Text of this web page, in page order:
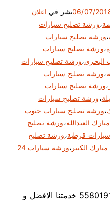
06/07/نشر في اعلان
،ورشة تصليح سيارات
،ورشة تصليح سيارات
،ورشة تصليح سيارات
البحري،ورشة تصليح سيارات
،ورشة تصليح سيارات
،ورشة تصليح سيارات
،ورشة تصليح سيارات
،ورشة تصليح سيارات جنوب
العبدالله،ورشة تصليح
قرطبة،ورشة تصليح
الكبير ،
ورشة سيارات 24
ورشة تصليح سيارات الكويت 55801919 خدمتنا الافضل و